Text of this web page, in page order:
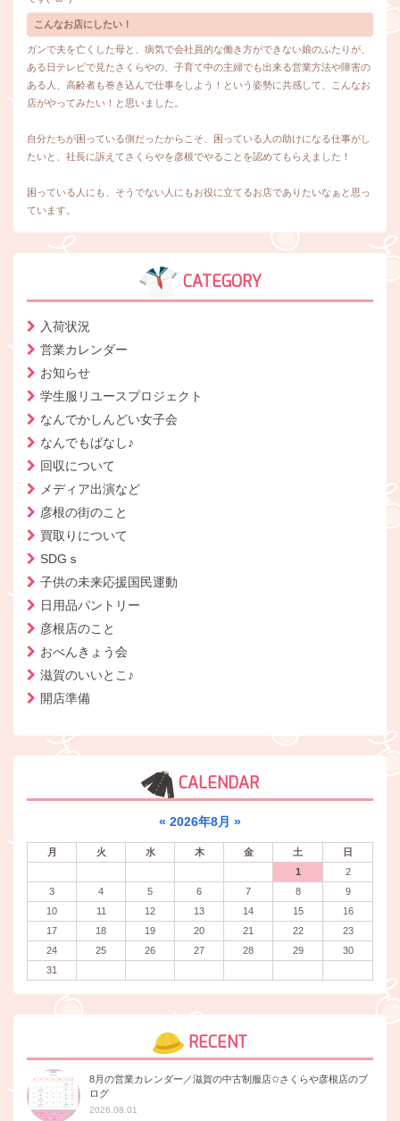
こんなお店にしたい！
ガンで夫を亡くした母と、病気で会社員的な働き方ができない娘のふたりが、
ある日テレビで見たさくらやの、子育て中の主婦でも出来る営業方法や障害の
ある人、高齢者も巻き込んで仕事をしよう！という姿勢に共感して、こんなお
店がやってみたい！と思いました。
自分たちが困っている側だったからこそ、困っている人の助けになる仕事がし
たいと、社長に訴えてさくらやを彦根でやることを認めてもらえました！
困っている人にも、そうでない人にもお役に立てるお店でありたいなぁと思っ
ています。
CATEGORY
入荷状況
営業カレンダー
お知らせ
学生服リユースプロジェクト
なんでかしんどい女子会
なんでもばなし♪
回収について
メディア出演など
彦根の街のこと
買取りについて
SDGｓ
子供の未来応援国民運動
日用品パントリー
彦根店のこと
おべんきょう会
滋賀のいいとこ♪
開店準備
CALENDAR
« 2026年8月 »
月 火 水 木 金 土
日
1
2
3
4 5 6 7 8
9
10
11 12 13 14 15
16
17
18 19 20 21 22
23
24
25 26 27 28 29
30
31
RECENT
8月の営業カレンダー／滋賀の中古制服店✩さくらや彦根店のブ
ログ
2026.08.01